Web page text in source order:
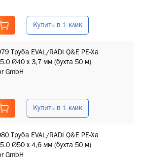
Купить в 1 клик
Труба EVAL/RADI Q&E PE-Xa
Ø40 x 3,7 мм (бухта 50 м)
GmbH
Купить в 1 клик
Труба EVAL/RADI Q&E PE-Xa
Ø50 x 4,6 мм (бухта 50 м)
GmbH